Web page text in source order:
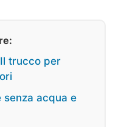
trucco per
senza acqua e